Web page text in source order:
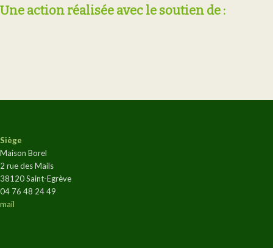
Une action réalisée avec le soutien de :
Siège
Maison Borel
2 rue des Mails
38120 Saint-Egrève
04 76 48 24 49
mail